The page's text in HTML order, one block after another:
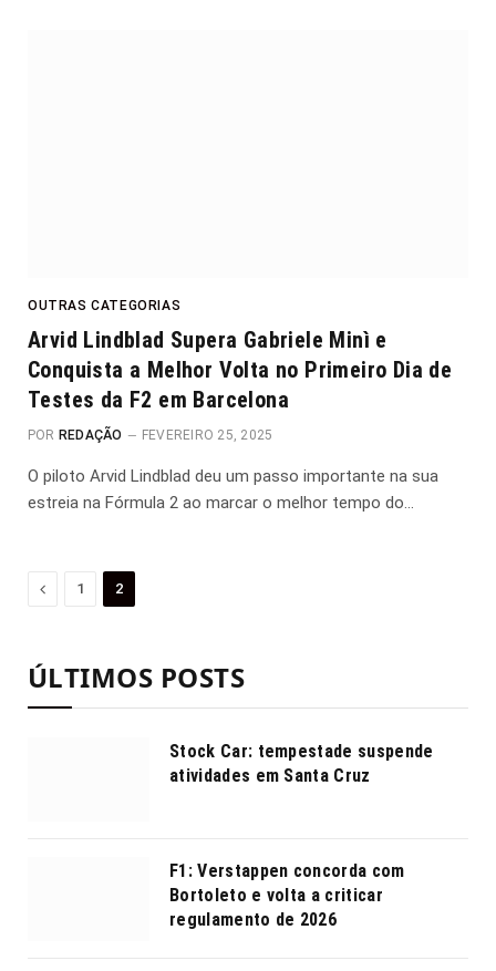
OUTRAS CATEGORIAS
Arvid Lindblad Supera Gabriele Minì e
Conquista a Melhor Volta no Primeiro Dia de
Testes da F2 em Barcelona
POR REDAÇÃO FEVEREIRO 25, 2025
O piloto Arvid Lindblad deu um passo importante na sua
estreia na Fórmula 2 ao marcar o melhor tempo do…
Anterior
1 2
ÚLTIMOS POSTS
Stock Car: tempestade suspende
atividades em Santa Cruz
F1: Verstappen concorda com
Bortoleto e volta a criticar
regulamento de 2026